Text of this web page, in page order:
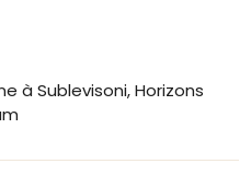
à Sublevisoni, Horizons